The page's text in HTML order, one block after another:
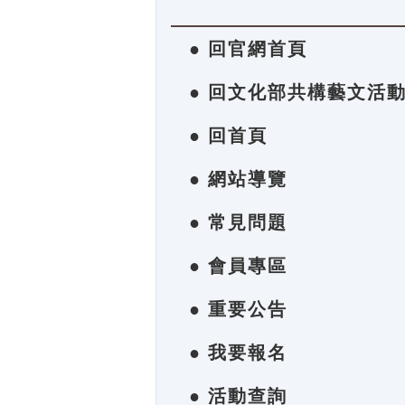
● 回官網首頁
● 回文化部共構藝文活
● 回首頁
● 網站導覽
● 常見問題
● 會員專區
● 重要公告
● 我要報名
● 活動查詢